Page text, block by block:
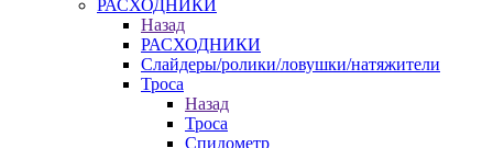
РАСХОДНИКИ
Назад
РАСХОДНИКИ
Слайдеры/ролики/ловушки/натяжители
Троса
Назад
Троса
Спидометр